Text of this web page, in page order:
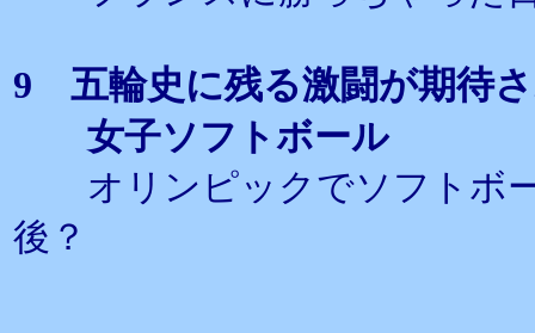
9 五輪史に残る激闘が期待
女子ソフトボール
オリンピックでソフトボ
後？